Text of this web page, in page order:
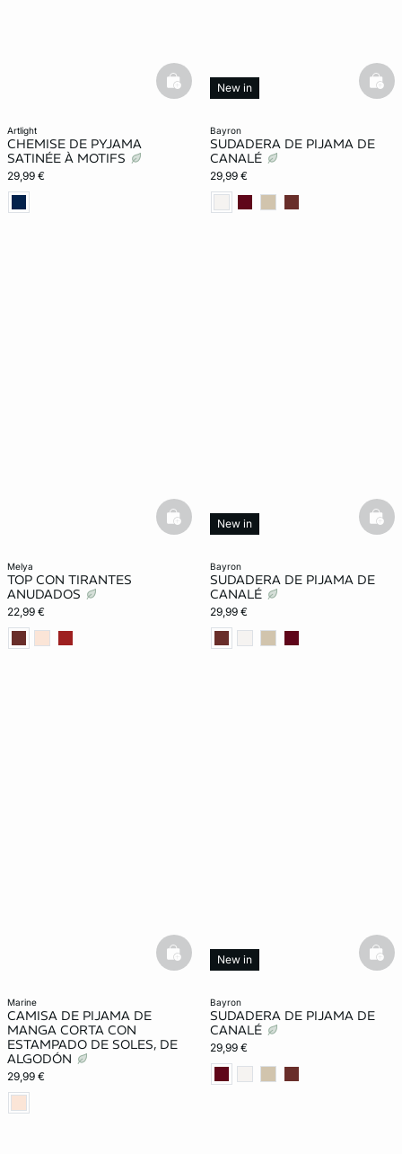
artlight
CHEMISE DE PYJAMA
SATINÉE À MOTIFS
29,99 €
basketfull
bayron
SUDADERA DE PIJAMA DE
CANALÉ
29,99 €
New in
melya
TOP CON TIRANTES
ANUDADOS
22,99 €
basketfull
bayron
SUDADERA DE PIJAMA DE
CANALÉ
29,99 €
New in
marine
CAMISA DE PIJAMA DE
MANGA CORTA CON
ESTAMPADO DE SOLES, DE
ALGODÓN
29,99 €
basketfull
bayron
SUDADERA DE PIJAMA DE
CANALÉ
29,99 €
New in